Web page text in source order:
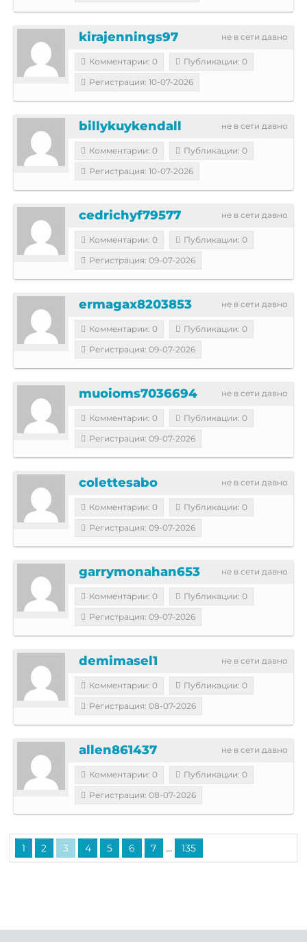
не в сети давно
kirajennings97
Комментарии: 0
Публикации: 0
Регистрация: 10-07-2026
не в сети давно
billykuykendall
Комментарии: 0
Публикации: 0
Регистрация: 10-07-2026
не в сети давно
cedrichyf79577
Комментарии: 0
Публикации: 0
Регистрация: 09-07-2026
не в сети давно
ermagax8203853
Комментарии: 0
Публикации: 0
Регистрация: 09-07-2026
не в сети давно
muoioms7036694
Комментарии: 0
Публикации: 0
Регистрация: 09-07-2026
не в сети давно
colettesabo
Комментарии: 0
Публикации: 0
Регистрация: 09-07-2026
не в сети давно
garrymonahan653
Комментарии: 0
Публикации: 0
Регистрация: 09-07-2026
не в сети давно
demimasel1
Комментарии: 0
Публикации: 0
Регистрация: 08-07-2026
не в сети давно
allen861437
Комментарии: 0
Публикации: 0
Регистрация: 08-07-2026
1 2 3 4 5 6 7 ... 135